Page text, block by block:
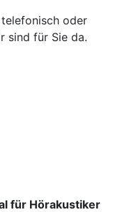
oder
sind für Sie da.
für Hörakustiker